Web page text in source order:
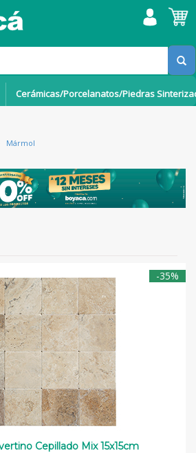
Cerámicas/Porcelanatos/Piedras
Mármol
-35%
Cepillado Mix 15x15cm